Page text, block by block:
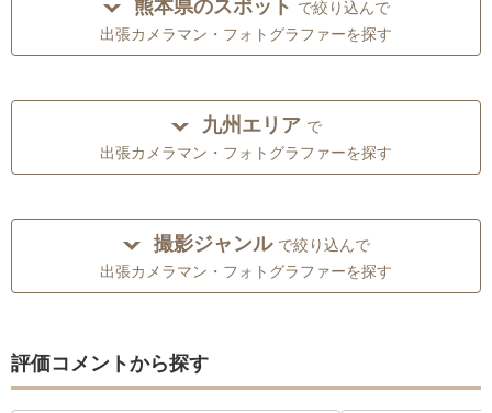
熊本県のスポット で絞り込んで
出張カメラマン・フォトグラファーを探す
九州エリア で
出張カメラマン・フォトグラファーを探す
撮影ジャンル で絞り込んで
出張カメラマン・フォトグラファーを探す
評価コメントから探す